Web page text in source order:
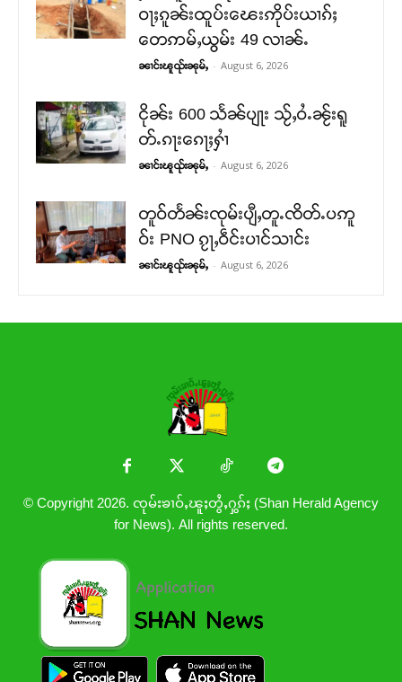
ဝႃႈၵူၼ်းထူပ်းၽေးဢိုပ်းယၢၵ်ႈ
တေဢမ်ႇယွမ်း 49 လၢၼ်ႉ
ၼၢင်းၽူၺ်းၼုမ်ႇ - August 6, 2026
ငိုၼ်း 600 သႅၼ်ပျႃး သႂ်ႇဝႆႉၼႂ်းရူ
တ်ႉၵႃးၵေႃႈႁၢႆ
ၼၢင်းၽူၺ်းၼုမ်ႇ - August 6, 2026
တူဝ်တႅၼ်းၸုမ်းပျီႇတူႉၸိတ်ႉပဢူ
ဝ်း PNO ၵႂႃႇဝဵင်းပၢင်သၢင်း
ၼၢင်းၽူၺ်းၼုမ်ႇ - August 6, 2026
© Copyright 2026. ၸုမ်းၶၢဝ်ႇၽူႈတွႆႇႁွၵ်ႈ (Shan Herald Agency
for News). All rights reserved.